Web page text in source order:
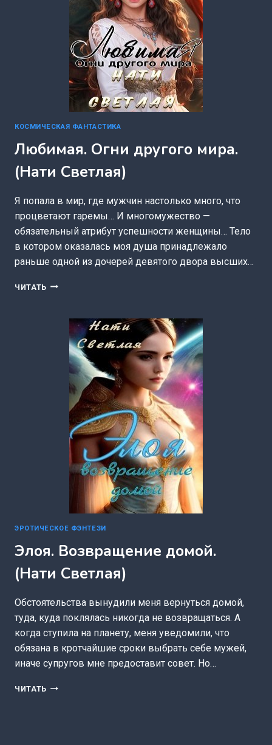
КОСМИЧЕСКАЯ ФАНТАСТИКА
Любимая. Огни другого мира.
(Нати Светлая)
Я попала в мир, где мужчин настолько много, что
процветают гаремы… И многомужество —
обязательный атрибут успешности женщины… Тело
в котором оказалась моя душа принадлежало
раньше одной из дочерей девятого двора высших…
ЧИТАТЬ ЛЮБИМАЯ.
МИРА.
(НАТИ
СВЕТЛАЯ)
ЭРОТИЧЕСКОЕ ФЭНТЕЗИ
Элоя. Возвращение домой.
(Нати Светлая)
Обстоятельства вынудили меня вернуться домой,
туда, куда поклялась никогда не возвращаться. А
когда ступила на планету, меня уведомили, что
обязана в кротчайшие сроки выбрать себе мужей,
иначе супругов мне предоставит совет. Но…
ЧИТАТЬ ЭЛОЯ.